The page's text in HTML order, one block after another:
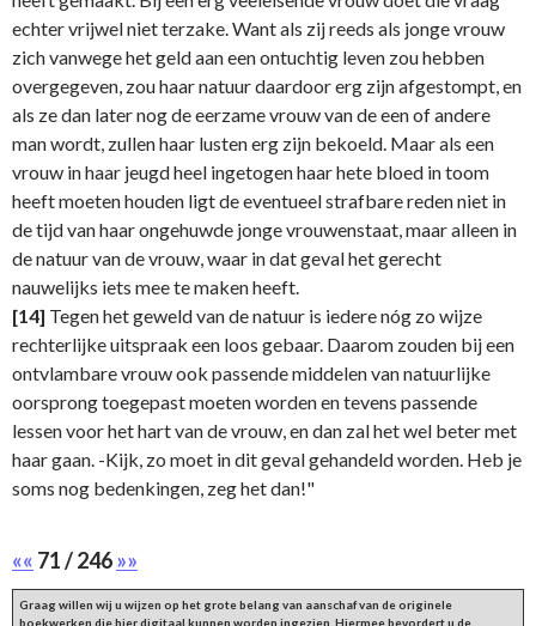
echter vrijwel niet terzake. Want als zij reeds als jonge vrouw
zich vanwege het geld aan een ontuchtig leven zou hebben
overgegeven, zou haar natuur daardoor erg zijn afgestompt, en
als ze dan later nog de eerzame vrouw van de een of andere
man wordt, zullen haar lusten erg zijn bekoeld. Maar als een
vrouw in haar jeugd heel ingetogen haar hete bloed in toom
heeft moeten houden ligt de eventueel strafbare reden niet in
de tijd van haar ongehuwde jonge vrouwenstaat, maar alleen in
de natuur van de vrouw, waar in dat geval het gerecht
nauwelijks iets mee te maken heeft.
[14] Tegen het geweld van de natuur is iedere nóg zo wijze
rechterlijke uitspraak een loos gebaar. Daarom zouden bij een
ontvlambare vrouw ook passende middelen van natuurlijke
oorsprong toegepast moeten worden en tevens passende
lessen voor het hart van de vrouw, en dan zal het wel beter met
haar gaan. -Kijk, zo moet in dit geval gehandeld worden. Heb je
soms nog bedenkingen, zeg het dan!"
«« 71 / 246»»
Graag willen wij u wijzen op het grote belang van aanschaf van de originele
boekwerken die hier digitaal kunnen worden ingezien. Hiermee bevordert u de